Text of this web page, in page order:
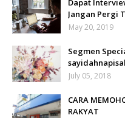
Dapat
Jangan Pergi
May 20, 2019
Segmen
July 05, 2018
CARA
RAKYAT